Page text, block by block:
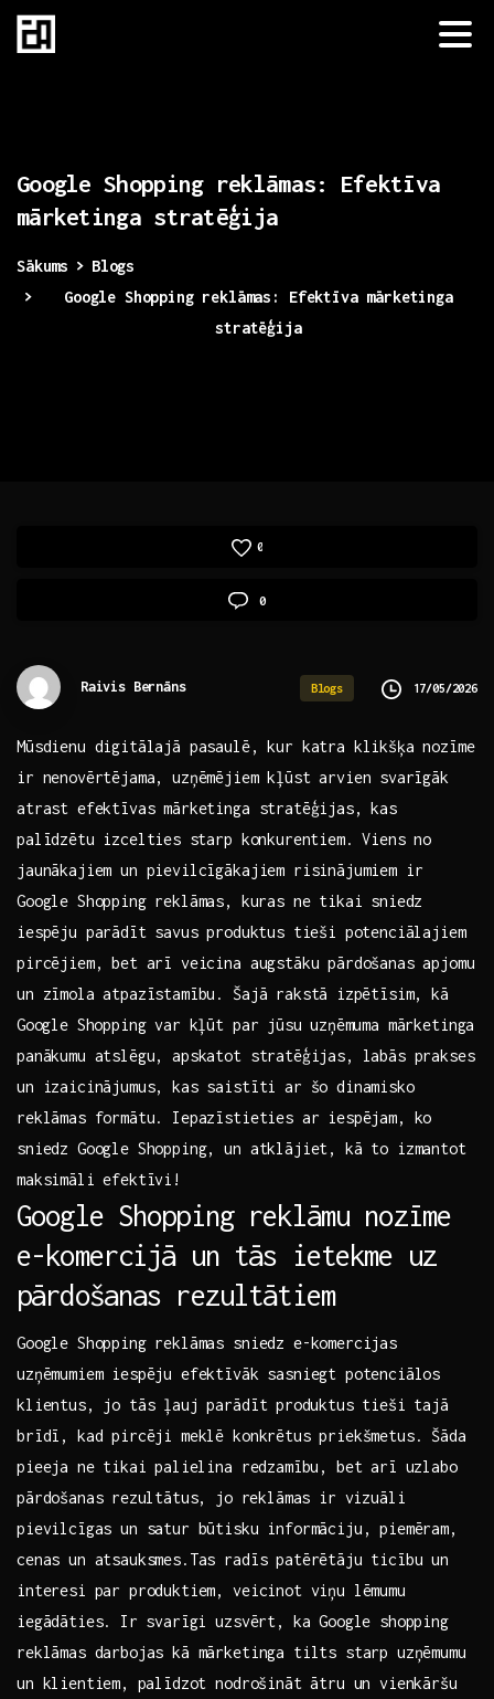
Google Shopping reklāmas:
Efektīva
mārketinga stratēģija
Sākums
Blogs
Google Shopping reklāmas: Efektīva mārketinga
stratēģija
0
0
Raivis Bernāns Blogs 17/05/2026
Mūsdienu ‍digitālajā ​pasaulē, kur katra klikšķa nozīme
ir nenovērtējama, uzņēmējiem kļūst arvien ⁤svarīgāk
atrast efektīvas ‍mārketinga stratēģijas, ‍kas
palīdzētu izcelties ⁢starp konkurentiem. Viens no
jaunākajiem un pievilcīgākajiem risinājumiem ir
Google ​Shopping reklāmas,⁢ kuras ‌ne tikai sniedz
iespēju parādīt savus⁢ produktus tieši potenciālajiem
pircējiem, bet arī veicina augstāku‌ pārdošanas apjomu
un zīmola atpazīstamību. Šajā rakstā⁤ izpētīsim, kā
⁤Google Shopping var kļūt par jūsu ⁢uzņēmuma mārketinga
panākumu atslēgu,​ apskatot stratēģijas, labās prakses
un izaicinājumus, kas ​saistīti ​ar šo ​dinamisko
reklāmas formātu. Iepazīstieties ar iespējam, ko
sniedz Google Shopping, un atklājiet, kā to izmantot
maksimāli efektīvi!
Google Shopping reklāmu nozīme‌
e-komercijā un ‌tās ietekme uz
pārdošanas rezultātiem
Google Shopping reklāmas ‍sniedz e-komercijas
‍uzņēmumiem iespēju efektīvāk sasniegt potenciālos⁤
klientus, jo ‌tās ļauj parādīt ⁤produktus⁣ tieši tajā
brīdī, kad pircēji‌ meklē konkrētus priekšmetus. ​Šāda⁤
pieeja ⁤ne tikai palielina redzamību, ​bet ‍arī uzlabo
pārdošanas⁣ rezultātus, ​jo ⁣reklāmas ir‍ vizuāli
pievilcīgas un satur būtisku informāciju, piemēram,
cenas‌ un atsauksmes.Tas ‍radīs patērētāju ticību un
interesi par produktiem, veicinot viņu lēmumu
iegādāties. ⁣Ir svarīgi uzsvērt, ka Google shopping
reklāmas darbojas kā‍ mārketinga tilts starp ‍uzņēmumu‌
un klientiem, ⁢palīdzot nodrošināt ātru ‍un vienkāršu